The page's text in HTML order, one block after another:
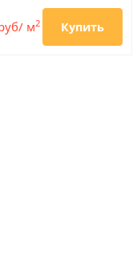
м2 Купить